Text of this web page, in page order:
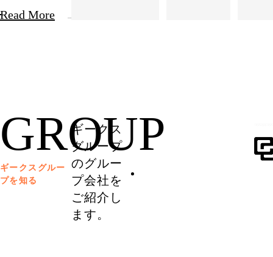
Read More
ギークスグルー
プを知る
GROUP
ギークス
グループ
のグルー
プ会社を
ご紹介し
ます。